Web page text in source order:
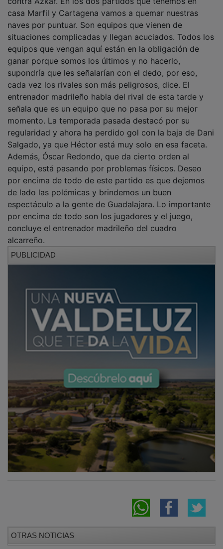
casa Marfil y Cartagena vamos a quemar nuestras
naves por puntuar. Son equipos que vienen de
situaciones complicadas y llegan acuciados. Todos los
equipos que vengan aquí están en la obligación de
ganar porque somos los últimos y no hacerlo,
supondría que les señalarían con el dedo, por eso,
cada vez los rivales son más peligrosos, dice. El
entrenador madrileño habla del rival de esta tarde y
señala que es un equipo que no pasa por su mejor
momento. La temporada pasada destacó por su
regularidad y ahora ha perdido gol con la baja de Dani
Salgado, ya que Héctor está muy solo en esa faceta.
Además, Óscar Redondo, que da cierto orden al
equipo, está pasando por problemas físicos. Deseo
por encima de todo de este partido es que dejemos
de lado las polémicas y brindemos un buen
espectáculo a la gente de Guadalajara. Lo importante
por encima de todo son los jugadores y el juego,
concluye el entrenador madrileño del cuadro
alcarreño.